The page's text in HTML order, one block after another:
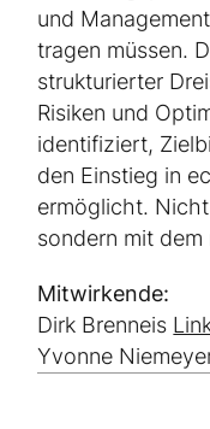
und
tragen müssen.
strukturierter
Risiken und
identifiziert,
den Einstieg in
ermöglicht.
sondern mit
Mitwirkende:
Dirk Brenneis
Yvonne